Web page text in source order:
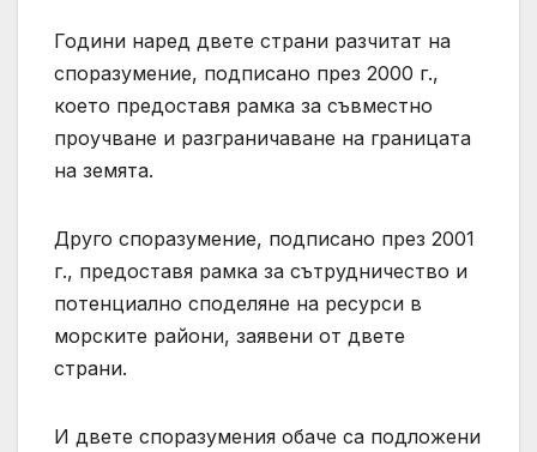
Години наред двете страни разчитат на
споразумение, подписано през 2000 г.,
което предоставя рамка за съвместно
проучване и разграничаване на границата
на земята.
Друго споразумение, подписано през 2001
г., предоставя рамка за сътрудничество и
потенциално споделяне на ресурси в
морските райони, заявени от двете
страни.
И двете споразумения обаче са подложени